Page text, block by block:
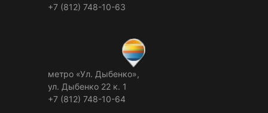
+7 (812) 748-10-63
метро «Ул. Дыбенко»,
ул. Дыбенко 22 к. 1
+7 (812) 748-10-64